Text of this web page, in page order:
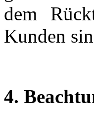
dem
Kunden
4.